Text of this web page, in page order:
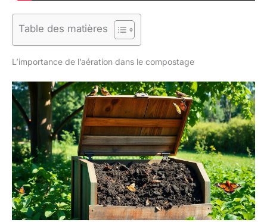
Table des matières
L’importance de l’aération dans le compostage